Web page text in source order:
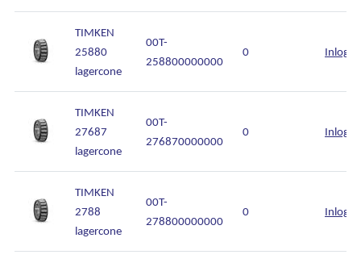
TIMKEN
25880
lagercone
00T-
258800000000
0
TIMKEN
27687
lagercone
00T-
276870000000
0
TIMKEN
2788
lagercone
00T-
278800000000
0